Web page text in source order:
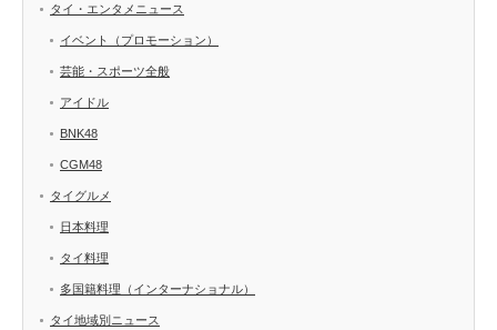
タイ・エンタメニュース
イベント（プロモーション）
芸能・スポーツ全般
アイドル
BNK48
CGM48
タイグルメ
日本料理
タイ料理
多国籍料理（インターナショナル）
タイ地域別ニュース